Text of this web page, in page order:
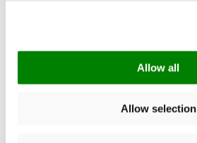
Allow all
Allow selection